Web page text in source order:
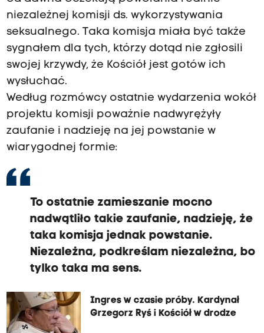
niezależnej komisji ds. wykorzystywania
seksualnego. Taka komisja miała być także
sygnałem dla tych, którzy dotąd nie zgłosili
swojej krzywdy, że Kościół jest gotów ich
wysłuchać.
Według rozmówcy ostatnie wydarzenia wokół
projektu komisji poważnie nadwyrężyły
zaufanie i nadzieję na jej powstanie w
wiarygodnej formie:
To ostatnie zamieszanie mocno
nadwątliło takie zaufanie, nadzieję, że
taka komisja jednak powstanie.
Niezależna, podkreślam niezależna, bo
tylko taka ma sens.
Ingres w czasie próby. Kardynał
Grzegorz Ryś i Kościół w drodze